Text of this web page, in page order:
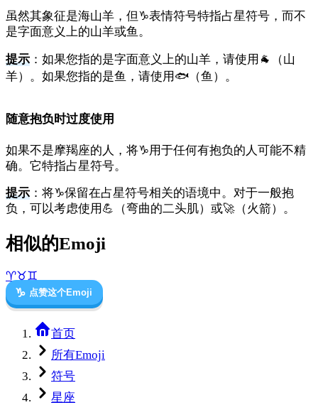
虽然其象征是海山羊，但♑表情符号特指占星符号，而不
是字面意义上的山羊或鱼。
提示 ：如果您指的是字面意义上的山羊，请使用🐐（山
羊）。如果您指的是鱼，请使用🐟（鱼）。
随意抱负时过度使用
如果不是摩羯座的人，将♑用于任何有抱负的人可能不精
确。它特指占星符号。
提示 ：将♑保留在占星符号相关的语境中。对于一般抱
负，可以考虑使用💪（弯曲的二头肌）或🚀（火箭）。
相似的Emoji
♈♉♊
♑ 点赞这个Emoji
首页
所有Emoji
符号
星座